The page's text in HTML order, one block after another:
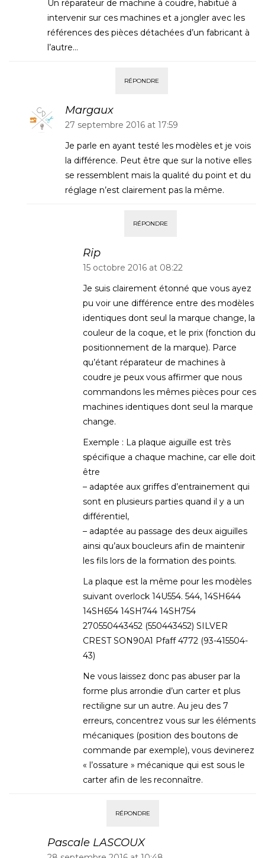
Un réparateur de machine à coudre, habitué à
intervenir sur ces machines et a jongler avec les
références des pièces détachées d’un fabricant à
l’autre…
RÉPONDRE
Margaux
27 septembre 2016 at 17:59
Je parle en ayant testé les modèles et je vois
la différence. Peut être que sur la notive elles
se ressemblent mais la qualité du point et du
réglage n’est clairement pas la même.
RÉPONDRE
Rip
15 octobre 2016 at 08:22
Je suis clairement étonné que vous ayez
pu voir une différence entre des modèles
identiques dont seul la marque change, la
couleur de la coque, et le prix (fonction du
positionnement de la marque). Parce
qu’étant réparateur de machines à
coudre je peux vous affirmer que nous
commandons les mêmes pièces pour ces
machines identiques dont seul la marque
change.
Exemple : La plaque aiguille est très
spécifique a chaque machine, car elle doit
être
– adaptée aux griffes d’entrainement qui
sont en plusieurs parties quand il y a un
différentiel,
– adaptée au passage des deux aiguilles
ainsi qu’aux boucleurs afin de maintenir
les fils lors de la formation des points.
La plaque est la même pour les modèles
suivant overlock 14U554. 544, 14SH644
14SH654 14SH744 14SH754
270550443452 (550443452) SILVER
CREST SON90A1 Pfaff 4772 (93-415504-
43)
Ne vous laissez donc pas abuser par la
forme plus arrondie d’un carter et plus
rectiligne sur un autre. Au jeu des 7
erreurs, concentrez vous sur les éléments
mécaniques (position des boutons de
commande par exemple), vous devinerez
« l’ossature » mécanique qui est sous le
carter afin de les reconnaître.
RÉPONDRE
Pascale LASCOUX